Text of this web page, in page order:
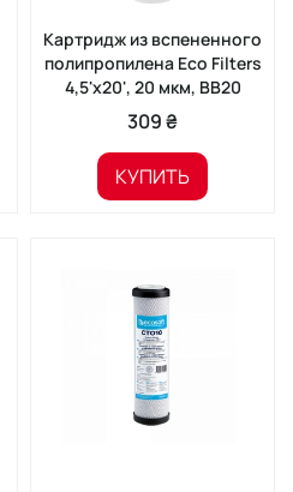
Картридж из вспененного
полипропилена Eco Filters
4,5'x20', 20 мкм, BB20
309 ₴
КУПИТЬ